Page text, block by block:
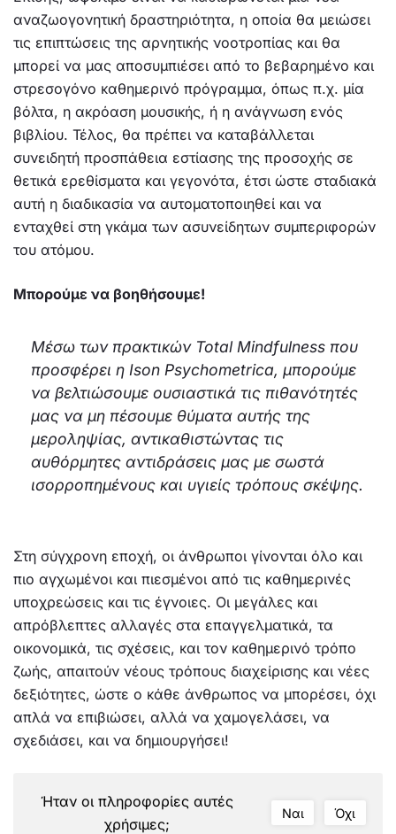
αναζωογονητική δραστηριότητα, η οποία θα μειώσει
τις επιπτώσεις της αρνητικής νοοτροπίας και θα
μπορεί να μας αποσυμπιέσει από το βεβαρημένο και
στρεσογόνο καθημερινό πρόγραμμα, όπως π.χ. μία
βόλτα, η ακρόαση μουσικής, ή η ανάγνωση ενός
βιβλίου. Τέλος, θα πρέπει να καταβάλλεται
συνειδητή προσπάθεια εστίασης της προσοχής σε
θετικά ερεθίσματα και γεγονότα, έτσι ώστε σταδιακά
αυτή η διαδικασία να αυτοματοποιηθεί και να
ενταχθεί στη γκάμα των ασυνείδητων συμπεριφορών
του ατόμου.
Μπορούμε να βοηθήσουμε!
Μέσω των πρακτικών Total Mindfulness που
προσφέρει η Ison Psychometrica, μπορούμε
να βελτιώσουμε ουσιαστικά τις πιθανότητές
μας να μη πέσουμε θύματα αυτής της
μεροληψίας, αντικαθιστώντας τις
αυθόρμητες αντιδράσεις μας με σωστά
ισορροπημένους και υγιείς τρόπους σκέψης.
Στη σύγχρονη εποχή, οι άνθρωποι γίνονται όλο και
πιο αγχωμένοι και πιεσμένοι από τις καθημερινές
υποχρεώσεις και τις έγνοιες. Οι μεγάλες και
απρόβλεπτες αλλαγές στα επαγγελματικά, τα
οικονομικά, τις σχέσεις, και τον καθημερινό τρόπο
ζωής, απαιτούν νέους τρόπους διαχείρισης και νέες
δεξιότητες, ώστε ο κάθε άνθρωπος να μπορέσει, όχι
απλά να επιβιώσει, αλλά να χαμογελάσει, να
σχεδιάσει, και να δημιουργήσει!
Ήταν οι πληροφορίες αυτές
χρήσιμες;
Ναι Όχι